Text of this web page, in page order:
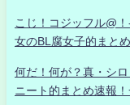
こじ！コジッフル@
女のBL腐女子的まと
何だ！何が？真・
ニート的まとめ速報